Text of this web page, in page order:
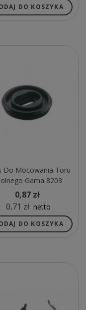
DO KOSZYKA
Do Mocowania Toru
Gama 8203
0,87 zł
0,71 zł netto
DO KOSZYKA